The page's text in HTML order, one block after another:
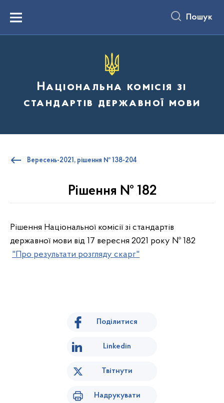
вмістуMenu Пошук
Національна комісія зі
стандартів державної мови
Вересень-2021, рішення № 138-204
Рішення № 182
Рішення Національної комісії зі стандартів
державної мови від 17 вересня 2021 року № 182
"Про результати розгляду скарг"
Поділитися
Linkedin
Твітнути
Надрукувати